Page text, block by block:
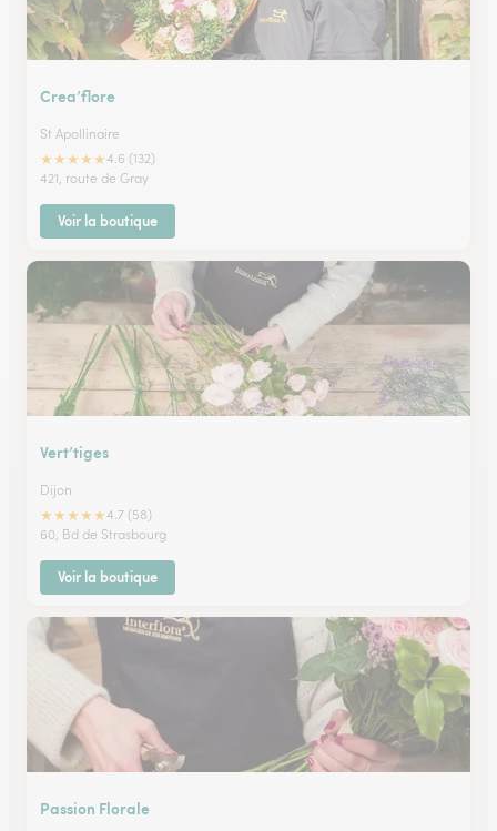
Crea’flore
St Apollinaire
★★★★★4.6 (132)
421, route de Gray
Voir la boutique
Vert’tiges
Dijon
★★★★★4.7 (58)
60, Bd de Strasbourg
Voir la boutique
Passion Florale